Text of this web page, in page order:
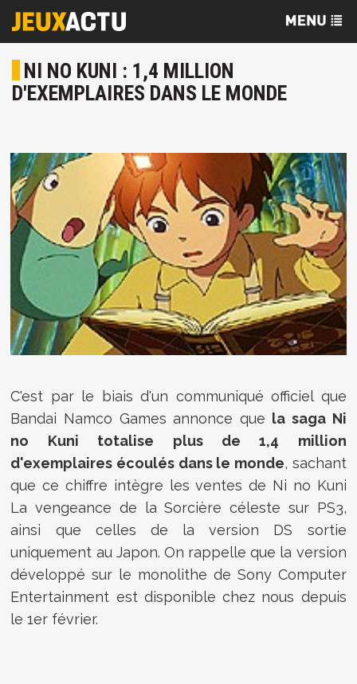
NI NO KUNI : 1,4 MILLION
D'EXEMPLAIRES DANS LE MONDE
C'est par le biais d'un communiqué officiel que
Bandai Namco Games annonce que la saga Ni
no Kuni totalise plus de 1,4 million
d'exemplaires écoulés dans le monde, sachant
que ce chiffre intègre les ventes de Ni no Kuni
La vengeance de la Sorcière céleste sur PS3,
ainsi que celles de la version DS sortie
uniquement au Japon. On rappelle que la version
développé sur le monolithe de Sony Computer
Entertainment est disponible chez nous depuis
le 1er février.